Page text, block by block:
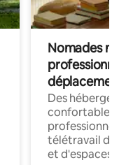
Nomades
déplacement
Des
confortables
professionnels
télétravail
et d'espaces